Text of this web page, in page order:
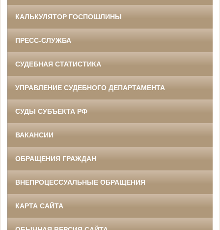
КАЛЬКУЛЯТОР ГОСПОШЛИНЫ
ПРЕСС-СЛУЖБА
СУДЕБНАЯ СТАТИСТИКА
УПРАВЛЕНИЕ СУДЕБНОГО ДЕПАРТАМЕНТА
СУДЫ СУБЪЕКТА РФ
ВАКАНСИИ
ОБРАЩЕНИЯ ГРАЖДАН
ВНЕПРОЦЕССУАЛЬНЫЕ ОБРАЩЕНИЯ
КАРТА САЙТА